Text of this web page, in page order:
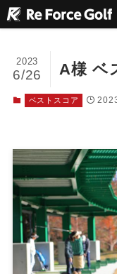
A様 ベ
2023
6/26
ベストスコア